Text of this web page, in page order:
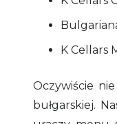
K Cellars
Oczywiście
bułgarskiej.